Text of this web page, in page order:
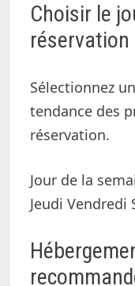
Choisir le
réservation
Sélectionnez
tendance des
réservation.
Jour de la
Jeudi Vendredi